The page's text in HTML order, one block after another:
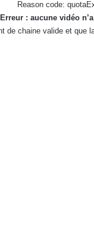
Reason code:
Erreur : aucune vidéo
de chaine valide et